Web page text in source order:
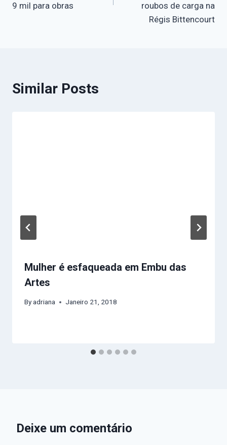
9 mil para obras
roubos de carga na
Régis Bittencourt
Similar Posts
Mulher é esfaqueada em Embu das
Artes
Byadriana Janeiro 21, 2018
Deixe um comentário